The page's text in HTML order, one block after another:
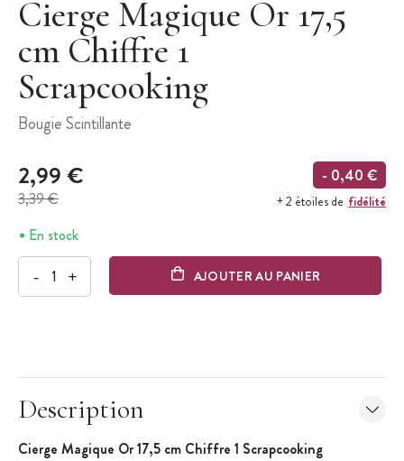
Cierge Magique Or 17,5
cm Chiffre 1
Scrapcooking
Bougie Scintillante
2,99 €
3,39 €
- 0,40 €
+ 2 étoiles de fidélité
En stock
- + AJOUTER AU PANIER
Description
Cierge Magique Or 17,5 cm Chiffre 1 Scrapcooking